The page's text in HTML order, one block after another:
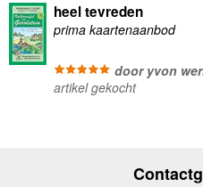
heel tevreden
prima kaartenaanbod
door yvon
artikel gekocht